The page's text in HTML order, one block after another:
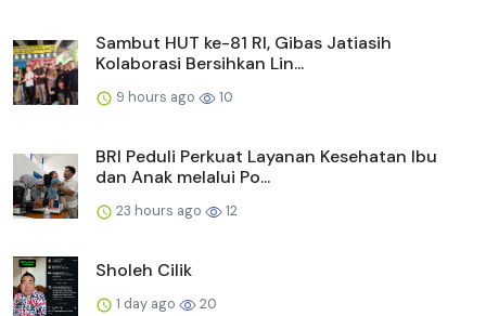
Sambut HUT ke-81 RI, Gibas Jatiasih
Kolaborasi Bersihkan Lin...
9 hours ago 10
BRI Peduli Perkuat Layanan Kesehatan Ibu
dan Anak melalui Po...
23 hours ago 12
Sholeh Cilik
1 day ago 20